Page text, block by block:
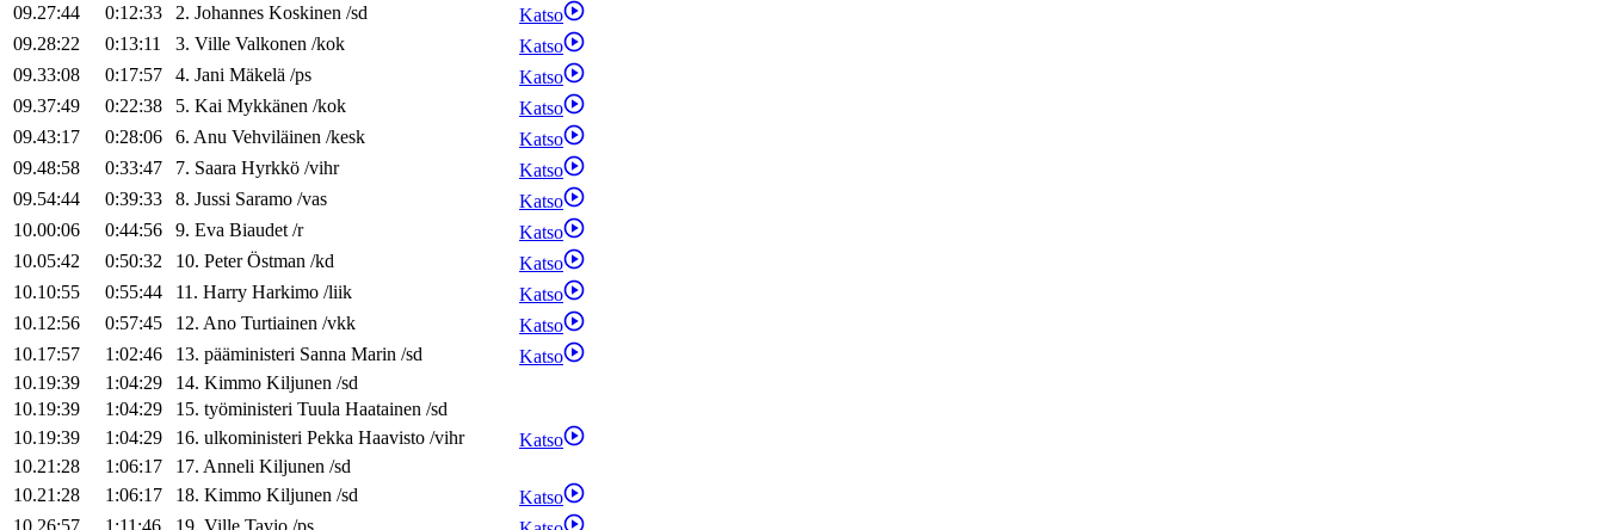
09.27:44
0:12:33 2. Johannes Koskinen /sd
Katso
09.28:22
0:13:11 3. Ville Valkonen /kok
Katso
09.33:08
0:17:57 4. Jani Mäkelä /ps
Katso
09.37:49
0:22:38 5. Kai Mykkänen /kok
Katso
09.43:17
0:28:06 6. Anu Vehviläinen /kesk
Katso
09.48:58
0:33:47 7. Saara Hyrkkö /vihr
Katso
09.54:44
0:39:33 8. Jussi Saramo /vas
Katso
10.00:06
0:44:56 9. Eva Biaudet/r
Katso
10.05:42
0:50:32 10. Peter Östman /kd
Katso
10.10:55
0:55:44 11. Harry Harkimo /liik
Katso
10.12:56
0:57:45 12. Ano Turtiainen /vkk
Katso
10.17:57
1:02:46 13. pääministeri Sanna Marin /sd
Katso
10.19:39
1:04:29 14. Kimmo Kiljunen /sd
10.19:39
1:04:29 15. työministeri Tuula Haatainen /sd
10.19:39
1:04:29 16. ulkoministeri Pekka Haavisto /vihr
Katso
10.21:28
1:06:17 17. Anneli Kiljunen /sd
10.21:28
1:06:17 18. Kimmo Kiljunen /sd
Katso